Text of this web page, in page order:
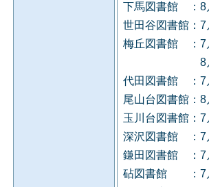
下馬図書館 ：8
世田谷図書館：
梅丘図書館 ：7
8月 5日（
代田図書館 ：7
尾山台図書館：
玉川台図書館：
深沢図書館 ：7
鎌田図書館 ：7
砧図書館 ：7